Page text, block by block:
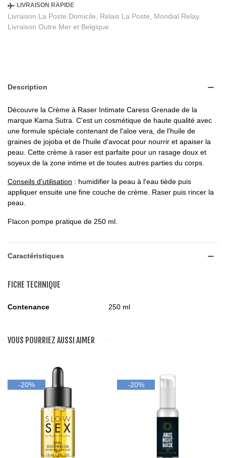
LIVRAISON RAPIDE
Livraison La Poste Domicile, Relais La Poste, Mondial Relay.
Livraison Outre Mer et Belgique.
Description
Découvre la Crème à Raser Intimate Caress Grenade de la
marque Kama Sutra. C'est un cosmétique de haute qualité avec
une formule spéciale contenant de l'aloe vera, de l'huile de
graines de jojoba et de l'huile d'avocat pour nourrir et apaiser la
peau. Cette crème à raser est parfaite pour un rasage doux et
soyeux de la zone intime et de toutes autres parties du corps.
Conseils d'utilisation : humidifier la peau à l'eau tiède puis
appliquer ensuite une fine couche de crème. Raser puis rincer la
peau.
Flacon pompe pratique de 250 ml.
Caractéristiques
FICHE TECHNIQUE
Contenance 250 ml
VOUS POURRIEZ AUSSI AIMER
-20% -20%